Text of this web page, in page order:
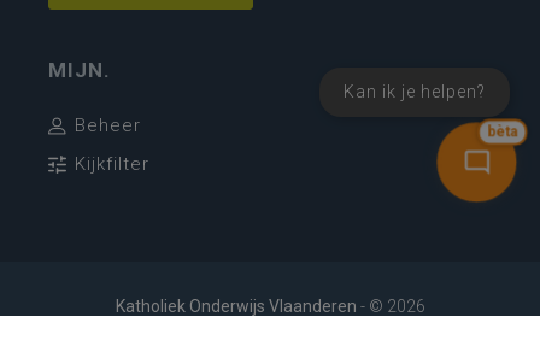
bèta
Kan ik je helpen?
MIJN.
Beheer
Kijkfilter
Katholiek Onderwijs Vlaanderen - © 2026